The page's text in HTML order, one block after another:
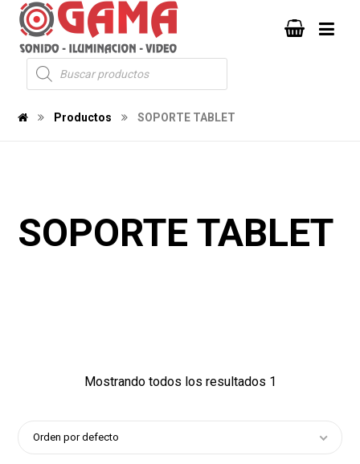
Productos SOPORTE TABLET
SOPORTE TABLET
Mostrando todos los resultados 1
Orden por defecto